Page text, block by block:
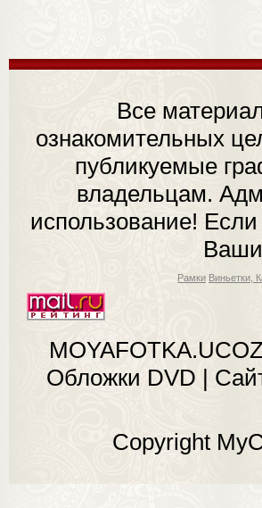
Все
ознакомительных
публикуемые
владельцам.
использование!
Рамки Виньетки,
Обложки DVD |
Copyright